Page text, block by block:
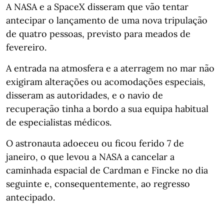
A NASA e a SpaceX disseram que vão tentar
antecipar o lançamento de uma nova tripulação
de quatro pessoas, previsto para meados de
fevereiro.
A entrada na atmosfera e a aterragem no mar não
exigiram alterações ou acomodações especiais,
disseram as autoridades, e o navio de
recuperação tinha a bordo a sua equipa habitual
de especialistas médicos.
O astronauta adoeceu ou ficou ferido 7 de
janeiro, o que levou a NASA a cancelar a
caminhada espacial de Cardman e Fincke no dia
seguinte e, consequentemente, ao regresso
antecipado.